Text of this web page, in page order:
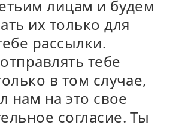
лицам и будем
их только для
рассылки.
тебе
в том случае,
нам на это свое
согласие. Ты